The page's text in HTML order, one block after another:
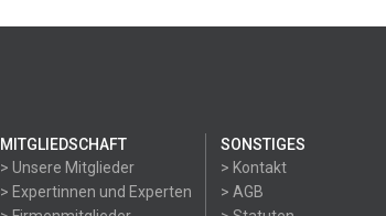
MITGLIEDSCHAFT
> Unsere Mitglieder
> Expertinnen und Experten
SONSTIGES
> Kontakt
> AGB